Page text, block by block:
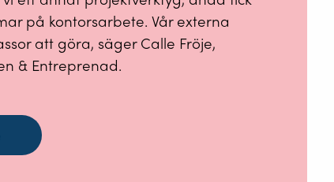
på kontorsarbete. Vår externa
att göra, säger Calle Fröje,
& Entreprenad.